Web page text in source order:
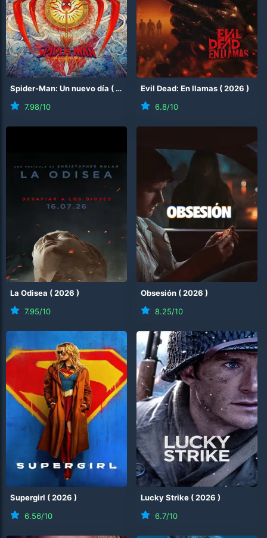
Spider-Man: Un nuevo día ( 2026
7.98/10
Evil Dead: En llamas (2026 )
6.8/10
La Odisea (2026 )
7.95/10
Obsesión (2026 )
8.25/10
Supergirl (2026 )
6.56/10
Lucky Strike (2026 )
6.7/10